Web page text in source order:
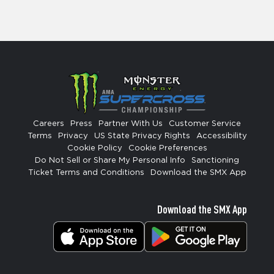
Careers Press Partner With Us
Customer Service
Terms
Privacy US State Privacy Rights
Accessibility
Cookie Policy
Cookie Preferences
Do Not Sell or Share My Personal Info
Sanctioning
Ticket Terms and Conditions
Download the SMX App
Download the SMX App